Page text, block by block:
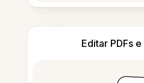
Editar PDFs